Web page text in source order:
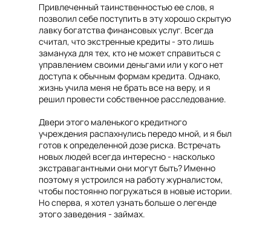
Привлеченный таинственностью ее слов, я
позволил себе поступить в эту хорошо скрытую
лавку богатства финансовых услуг. Всегда
считал, что экстренные кредиты - это лишь
замануха для тех, кто не может справиться с
управлением своими деньгами или у кого нет
доступа к обычным формам кредита. Однако,
жизнь учила меня не брать все на веру, и я
решил провести собственное расследование.
Двери этого маленького кредитного
учреждения распахнулись передо мной, и я был
готов к определенной дозе риска. Встречать
новых людей всегда интересно - насколько
экстравагантными они могут быть? Именно
поэтому я устроился на работу журналистом,
чтобы постоянно погружаться в новые истории.
Но сперва, я хотел узнать больше о легенде
этого заведения - займах.